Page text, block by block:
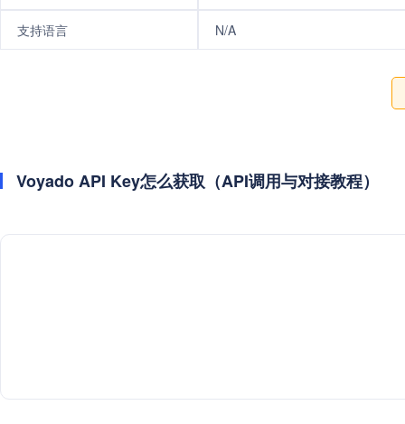
支持语言 N/A
Voyado API Key怎么获取（API调用与对接教程）